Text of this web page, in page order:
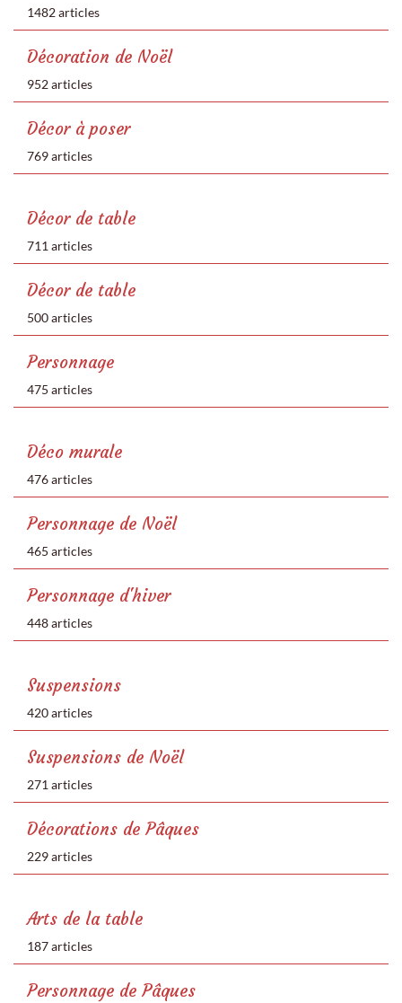
1482 articles
Décoration de Noël
952 articles
Décor à poser
769 articles
Décor de table
711 articles
Décor de table
500 articles
Personnage
475 articles
Déco murale
476 articles
Personnage de Noël
465 articles
Personnage d'hiver
448 articles
Suspensions
420 articles
Suspensions de Noël
271 articles
Décorations de Pâques
229 articles
Arts de la table
187 articles
Personnage de Pâques